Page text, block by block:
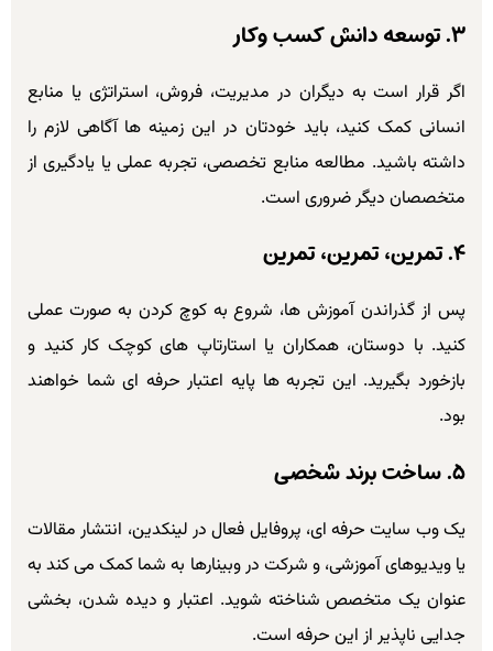
۳. توسعه دانش کسب وکار
اگر قرار است به دیگران در مدیریت، فروش، استراتژی یا منابع
انسانی کمک کنید، باید خودتان در این زمینه ها آگاهی لازم را
داشته باشید. مطالعه منابع تخصصی، تجربه عملی یا یادگیری از
متخصصان دیگر ضروری است.
۴. تمرین، تمرین، تمرین
پس از گذراندن آموزش ها، شروع به کوچ کردن به صورت عملی
کنید. با دوستان، همکاران یا استارتاپ های کوچک کار کنید و
بازخورد بگیرید. این تجربه ها پایه اعتبار حرفه ای شما خواهند
بود.
۵. ساخت برند شخصی
یک وب سایت حرفه ای، پروفایل فعال در لینکدین، انتشار مقالات
یا ویدیوهای آموزشی، و شرکت در وبینارها به شما کمک می کند به
عنوان یک متخصص شناخته شوید. اعتبار و دیده شدن، بخشی
جدایی ناپذیر از این حرفه است.